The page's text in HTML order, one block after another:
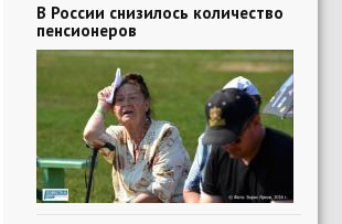
В России снизилось количество
пенсионеров